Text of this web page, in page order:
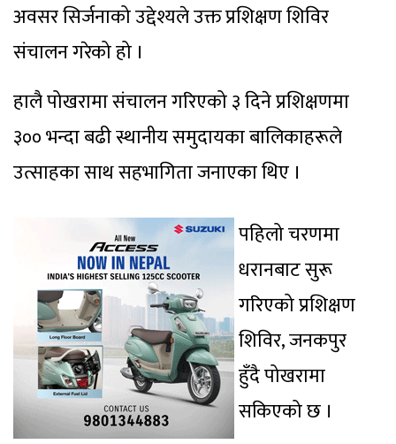
अवसर सिर्जनाको उद्देश्यले उक्त प्रशिक्षण शिविर
संचालन गरेको हो ।
हालै पोखरामा संचालन गरिएको ३ दिने प्रशिक्षणमा
३०० भन्दा बढी स्थानीय समुदायका बालिकाहरूले
उत्साहका साथ सहभागिता जनाएका थिए ।
पहिलो चरणमा
धरानबाट सुरू
गरिएको प्रशिक्षण
शिविर, जनकपुर
हुँदै पोखरामा
सकिएको छ ।